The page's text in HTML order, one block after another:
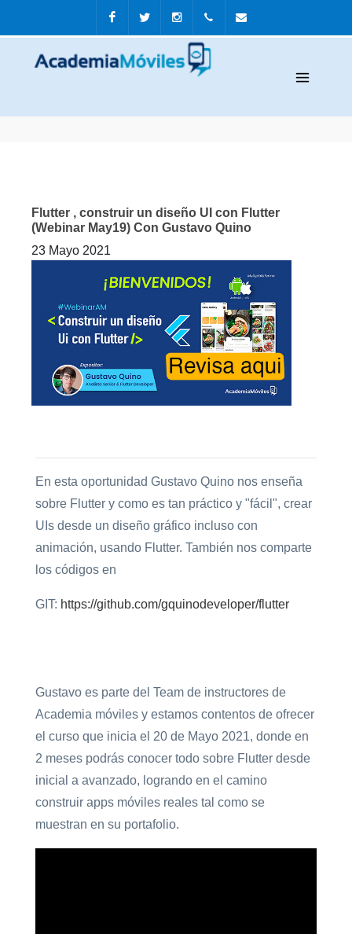
FacebookTwitter Instagram+511-
Flutter , construir un diseño UI con Flutter
(Webinar May19) Con Gustavo Quino
23 Mayo 2021
En esta oportunidad Gustavo Quino nos enseña
sobre Flutter y como es tan práctico y "fácil", crear
UIs desde un diseño gráfico incluso con
animación, usando Flutter. También nos comparte
los códigos en
GIT: https://github.com/gquinodeveloper/flutter
Gustavo es parte del Team de instructores de
Academia móviles y estamos contentos de ofrecer
el curso que inicia el 20 de Mayo 2021, donde en
2 meses podrás conocer todo sobre Flutter desde
inicial a avanzado, logrando en el camino
construir apps móviles reales tal como se
muestran en su portafolio.